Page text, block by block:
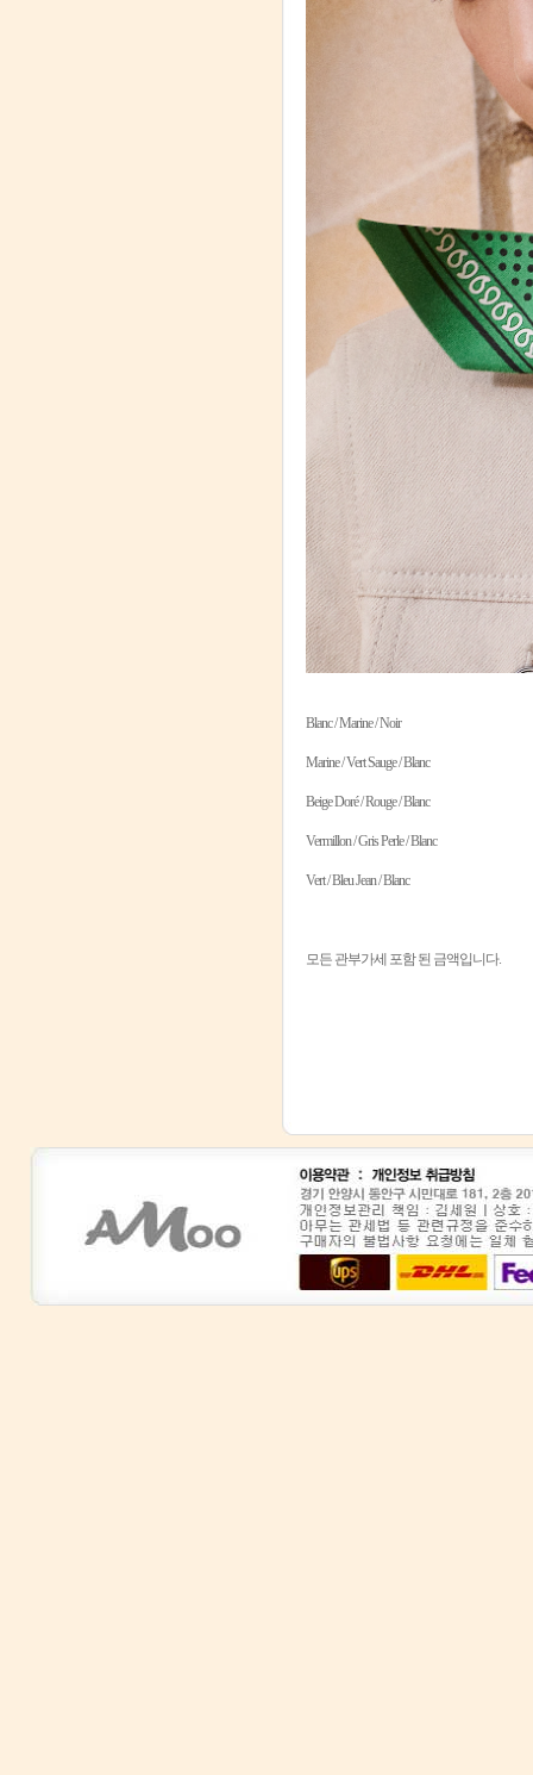
Blanc / Marine / Noir
Marine / Vert Sauge / Blanc
Beige Doré / Rouge / Blanc
Vermillon / Gris Perle / Blanc
Vert / Bleu Jean / Blanc
모든 관부가세 포함 된 금액입니다.